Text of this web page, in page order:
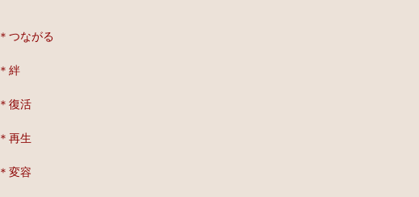
＊つながる
＊絆
＊復活
＊再生
＊変容